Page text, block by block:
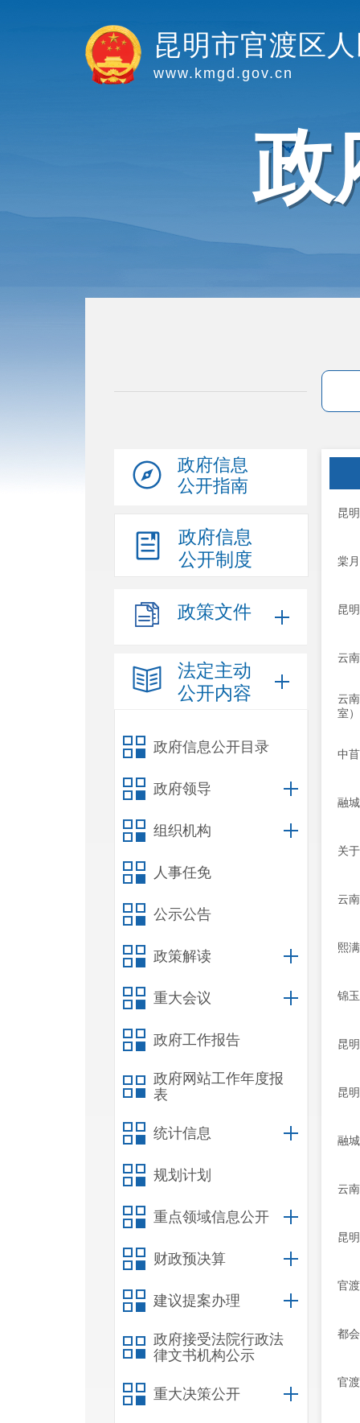
昆明市官渡区
www.kmgd.gov.cn
政
政府信息
公开指南
政府信息
公开制度
政策文件
法定主动
公开内容
政府信息公开目录
政府领导
组织机构
人事任免
公示公告
政策解读
重大会议
政府工作报告
政府网站工作年度报
表
统计信息
规划计划
重点领域信息公开
财政预决算
建议提案办理
政府接受法院行政法
律文书机构公示
重大决策公开
昆
棠
昆
云
云
室
中
融
关
云
熙
锦
昆
昆
融
云
昆
官
都
官